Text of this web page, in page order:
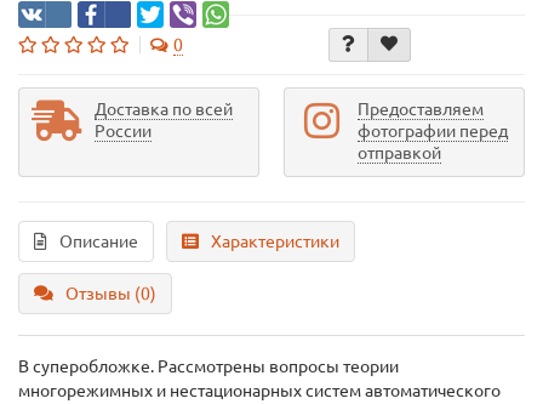
0
Доставка по всей
России
Предоставляем
фотографии перед
отправкой
Описание Характеристики
Отзывы (0)
В суперобложке. Рассмотрены вопросы теории
многорежимных и нестационарных систем автоматического